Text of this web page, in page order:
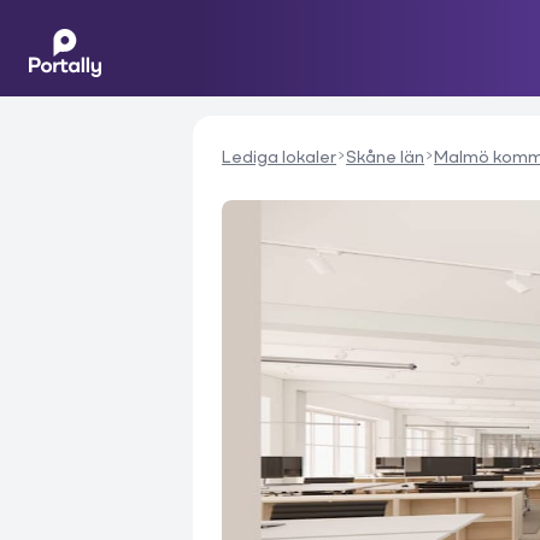
Lediga lokaler Skåne län Malmö